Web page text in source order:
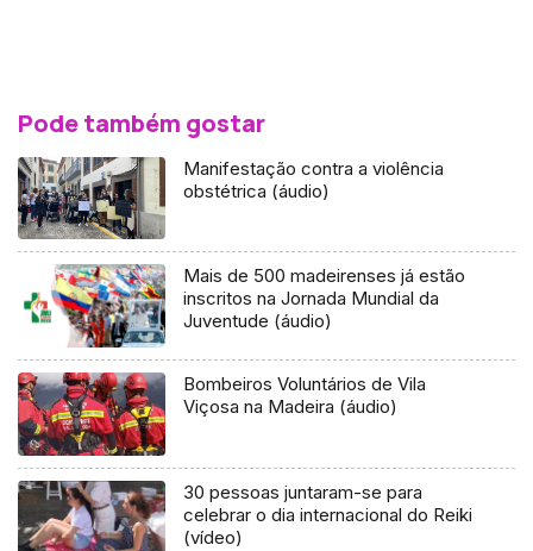
Pode também gostar
Manifestação contra a violência
obstétrica (áudio)
Mais de 500 madeirenses já estão
inscritos na Jornada Mundial da
Juventude (áudio)
Bombeiros Voluntários de Vila
Viçosa na Madeira (áudio)
30 pessoas juntaram-se para
celebrar o dia internacional do Reiki
(vídeo)